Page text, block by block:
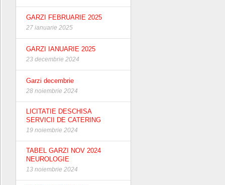
GARZI FEBRUARIE 2025
27 ianuarie 2025
GARZI IANUARIE 2025
23 decembrie 2024
Garzi decembrie
28 noiembrie 2024
LICITATIE DESCHISA
SERVICII DE CATERING
19 noiembrie 2024
TABEL GARZI NOV 2024
NEUROLOGIE
13 noiembrie 2024